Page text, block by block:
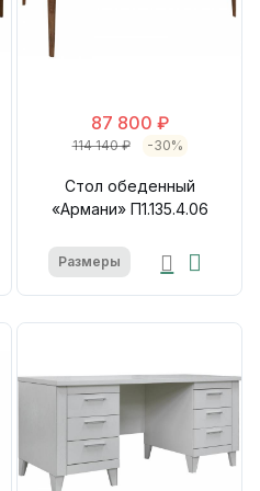
87 800 ₽
114 140 ₽ -30%
Стол обеденный
«Армани» П1.135.4.06
Размеры